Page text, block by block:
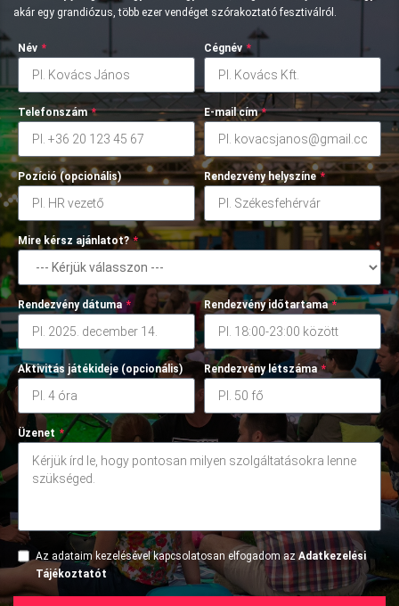
akár egy grandiózus, több ezer vendéget szórakoztató fesztiválról.
Név * Cégnév *
Telefonszám * E-mail cím *
Pozíció (opcionális) Rendezvény helyszíne *
Mire kérsz ajánlatot? *
Rendezvény dátuma * Rendezvény időtartama *
Aktivitás játékideje (opcionális) Rendezvény létszáma *
Üzenet *
Az adataim kezelésével kapcsolatosan elfogadom azAdatkezelési
Tájékoztatót